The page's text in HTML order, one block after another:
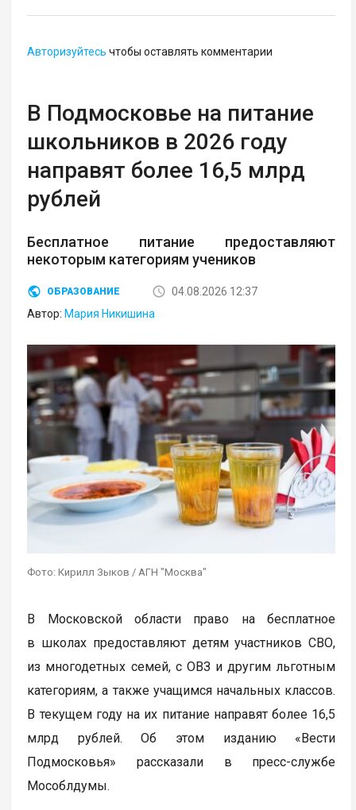
Авторизуйтесь чтобы оставлять комментарии
В Подмосковье на питание
школьников в 2026 году
направят более 16,5 млрд
рублей
Бесплатное питание предоставляют
некоторым категориям учеников
ОБРАЗОВАНИЕ
04.08.2026 12:37
Автор: Мария Никишина
Фото: Кирилл Зыков / АГН "Москва"
В Московской области право на бесплатное
в школах предоставляют детям участников СВО,
из многодетных семей, с ОВЗ и другим льготным
категориям, а также учащимся начальных классов.
В текущем году на их питание направят более 16,5
млрд рублей. Об этом изданию «Вести
Подмосковья» рассказали в пресс-службе
Мособлдумы.